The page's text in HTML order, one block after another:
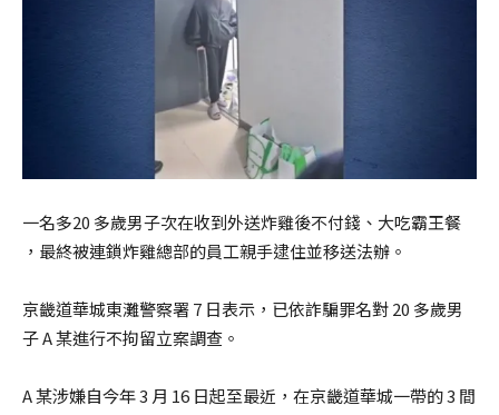
一名多20 多歲男子次在收到外送炸雞後不付錢、大吃霸王餐
，最終被連鎖炸雞總部的員工親手逮住並移送法辦。
京畿道華城東灘警察署 7 日表示，已依詐騙罪名對 20 多歲男
子 A 某進行不拘留立案調查。
A 某涉嫌自今年 3 月 16 日起至最近，在京畿道華城一帶的 3 間